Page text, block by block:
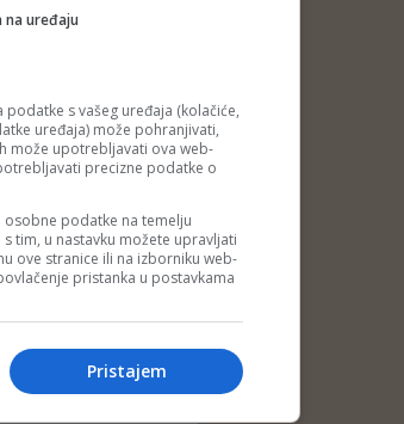
na uređaju
s vašeg uređaja (kolačiće,
uređaja) može pohranjivati,
može upotrebljavati ova web-
precizne podatke o
podatke na temelju
tim, u nastavku možete upravljati
ove stranice ili na izborniku web-
pristanka u postavkama
Pristajem